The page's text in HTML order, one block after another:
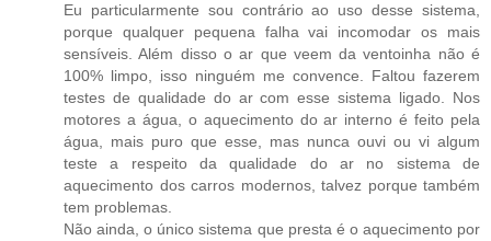
Eu particularmente sou contrário ao uso desse sistema,
porque qualquer pequena falha vai incomodar os mais
sensíveis. Além disso o ar que veem da ventoinha não é
100% limpo, isso ninguém me convence. Faltou fazerem
testes de qualidade do ar com esse sistema ligado. Nos
motores a água, o aquecimento do ar interno é feito pela
água, mais puro que esse, mas nunca ouvi ou vi algum
teste a respeito da qualidade do ar no sistema de
aquecimento dos carros modernos, talvez porque também
tem problemas.
Não ainda, o único sistema que presta é o aquecimento por